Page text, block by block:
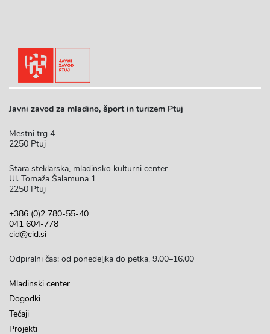
Javni zavod za mladino, šport in turizem Ptuj
Mestni trg 4
2250 Ptuj
Stara steklarska, mladinsko kulturni center
Ul. Tomaža Šalamuna 1
2250 Ptuj
+386 (0)2 780-55-40
041 604-778
cid@cid.si
Odpiralni čas: od ponedeljka do petka, 9.00–16.00
Mladinski center
Dogodki
Tečaji
Projekti